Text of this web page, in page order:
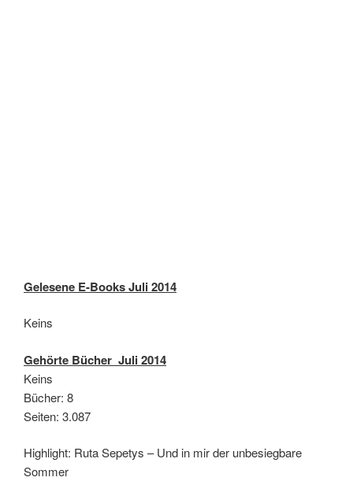
Gelesene E-Books Juli 2014
Keins
Gehörte Bücher Juli 2014
Keins
Bücher: 8
Seiten: 3.087
Highlight: Ruta Sepetys – Und in mir der unbesiegbare
Sommer